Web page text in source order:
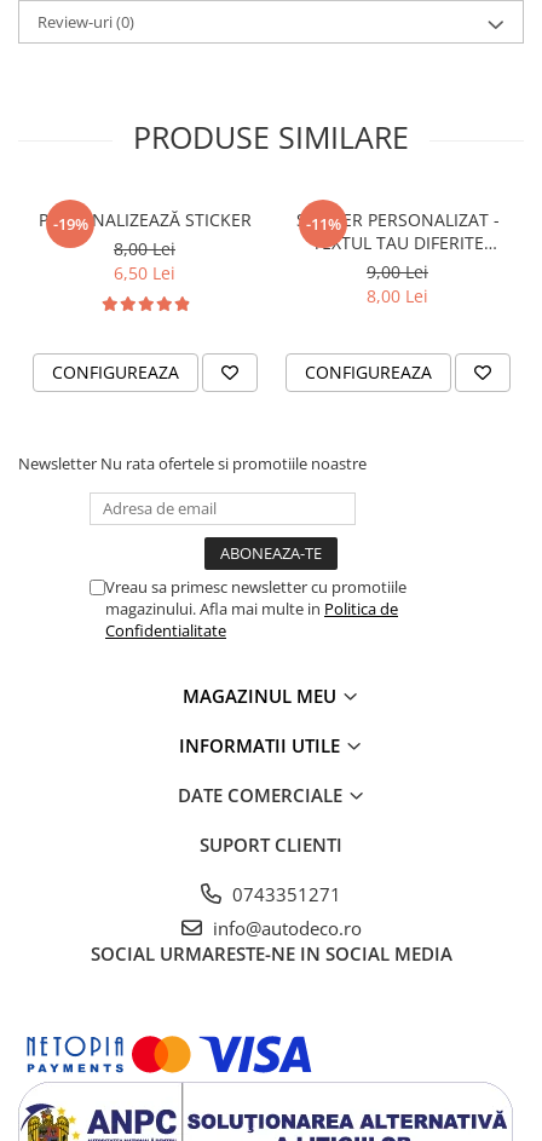
STICKERE PRAGURI
VANATOARE - PESCUIT
PRODUSE PERSONALIZATE FIRME
CARTI DE VIZITA
ECHIPAMENT DE LUCRU
PERSONALIZAT
BANNERE PERSONALIZATE
TRICOURI AUDI
TRICOURI BMW
TRICOURI HONDA
TRICOURI MERCEDES
PENTRU PASIONATII AUTO
TRICOURI AMUZANTE
TRICOURI ANIVERSARE
TRICOURI CU PROFESII
TRICOURI CUPLURI/TINERI
CASATORITI
TRICOURI DAMA
Review-uri(0)
PRODUSE SIMILARE
-19%
PERSONALIZEAZĂ STICKER
8,00 Lei
6,50 Lei
CONFIGUREAZA
-11%
STICKER PERSONALIZAT -
TEXTUL TAU DIFERITE
FONTURI
9,00 Lei
8,00 Lei
CONFIGUREAZA
Newsletter Nu rata ofertele si promotiile noastre
Vreau sa primesc newsletter cu promotiile
magazinului. Afla mai multe in Politica de
Confidentialitate
MAGAZINUL MEU
INFORMATII UTILE
DATE COMERCIALE
SUPORT CLIENTI
0743351271
info@autodeco.ro
SOCIAL URMARESTE-NE IN SOCIAL MEDIA